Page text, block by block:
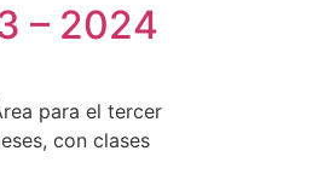
– 2024
para el tercer
con clases